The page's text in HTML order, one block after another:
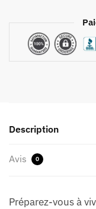
Description
Avis 0
Préparez-vous à